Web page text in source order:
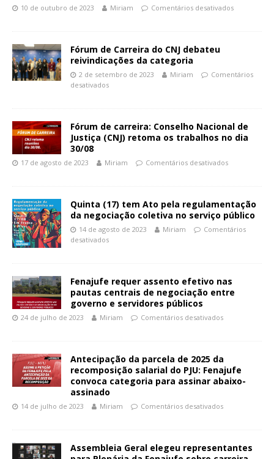
10 de outubro de 2023 Miriam Comentários desativados
Fórum de Carreira do CNJ debateu
reivindicações da categoria
2 de setembro de 2023 Miriam
Comentários
desativados
Fórum de carreira: Conselho Nacional de
Justiça (CNJ) retoma os trabalhos no dia
30/08
17 de agosto de 2023 Miriam Comentários desativados
Quinta (17) tem Ato pela regulamentação
da negociação coletiva no serviço público
14 de agosto de 2023 Miriam
Comentários
desativados
Fenajufe requer assento efetivo nas
pautas centrais de negociação entre
governo e servidores públicos
24 de julho de 2023 Miriam Comentários desativados
Antecipação da parcela de 2025 da
recomposição salarial do PJU: Fenajufe
convoca categoria para assinar abaixo-
assinado
14 de julho de 2023 Miriam Comentários desativados
Assembleia Geral elegeu representantes